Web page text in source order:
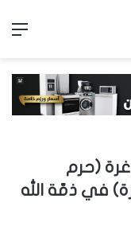
(حرم
في ذمّة الله